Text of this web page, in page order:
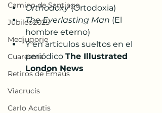
Camino de Santiago
Jubileo2025
Medjugorje
Cuaresma
Retiros de Emaús
Viacrucis
Carlo Acutis
Orthodoxy (Ortodoxia)
The Everlasting Man (El
hombre eterno)
Y en artículos sueltos en el
periódico The Illustrated
London News